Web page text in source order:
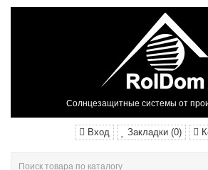
Солнцезащитные системы от
Вход Закладки (0)